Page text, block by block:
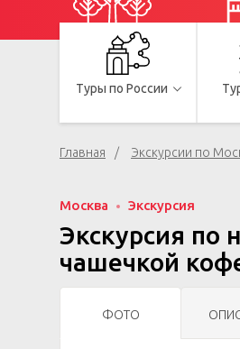
Туры по России
Главная Экскурсии по
Москва Экскурсия
Экскурсия по
чашечкой
ФОТО